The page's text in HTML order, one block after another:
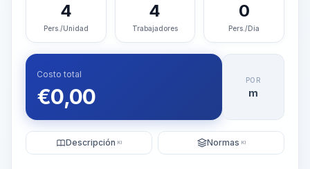
4
Pers./Unidad
4
Trabajadores
0
Pers./Día
Costo total
€0,00
POR
m
Descripción KI Normas KI